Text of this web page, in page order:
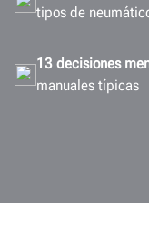
tipos de
13 decisiones
manuales típicas